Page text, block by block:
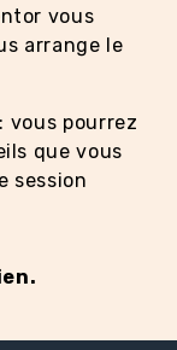
vous
arrange le
vous pourrez
que vous
session